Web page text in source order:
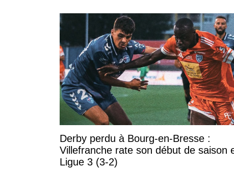
Derby perdu à Bourg-en-Bresse :
Villefranche rate son début de saison
Ligue 3 (3-2)